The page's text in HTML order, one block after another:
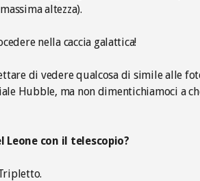
altezza).
nella caccia galattica!
di vedere qualcosa di simile alle
Hubble, ma non dimentichiamoci a
con il telescopio?